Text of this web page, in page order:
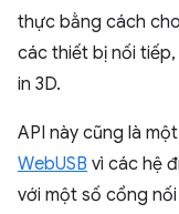
thực bằng cách
các thiết bị nối tiếp,
in 3D.
API này cũng là
WebUSB vì các hệ
với một số cổng